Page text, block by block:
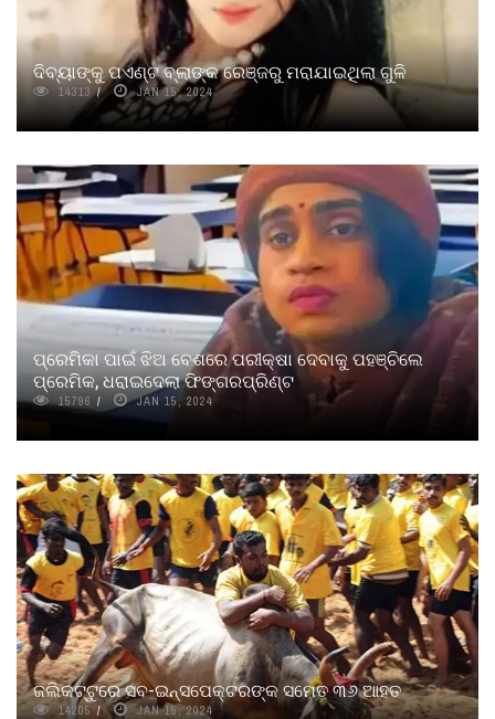
ଦିବ୍ୟାଙ୍କୁ ପଏଣ୍ଟ ବ୍ଲାଙ୍କ ରେଞ୍ଜରୁ ମରାଯାଇଥିଲା ଗୁଳି
14313 JAN 15, 2024
ପ୍ରେମିକା ପାଇଁ ଝିଅ ବେଶରେ ପରୀକ୍ଷା ଦେବାକୁ ପହଞ୍ଚିଲେ
ପ୍ରେମିକ, ଧରାଇଦେଲା ଫିଙ୍ଗରପ୍ରିଣ୍ଟ
15796 JAN 15, 2024
ଜଲିକଟ୍ଟୁରେ ସବ-ଇନ୍ସପେକ୍ଟରଙ୍କ ସମେତ ୩୬ ଆହତ
14205 JAN 15, 2024